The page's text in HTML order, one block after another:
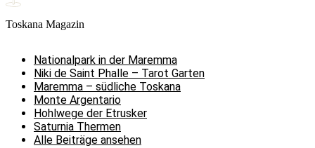
Toskana Magazin
Nationalpark in der Maremma
Niki de Saint Phalle – Tarot Garten
Maremma – südliche Toskana
Monte Argentario
Hohlwege der Etrusker
Saturnia Thermen
Alle Beiträge ansehen